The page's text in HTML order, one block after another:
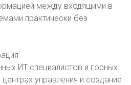
между входящими в
практически без
ИТ специалистов и горных
управления и создание